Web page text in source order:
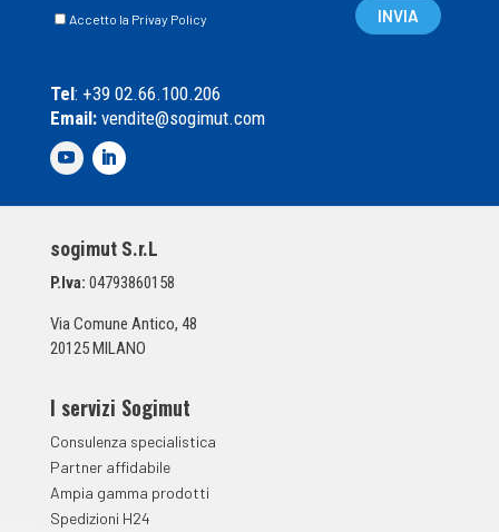
C
l
e
d
S
u
n
a
*
Accetto la Privay Policy INVIA
Tel: +39 02.66.100.206
Email:vendite@sogimut.com
sogimut S.r.L
P.Iva: 04793860158
Via Comune Antico, 48
20125 MILANO
I servizi Sogimut
Consulenza specialistica
Partner affidabile
Ampia gamma prodotti
Spedizioni H24